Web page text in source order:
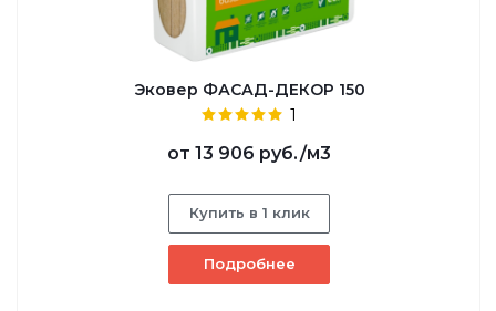
Эковер ФАСАД-ДЕКОР 150
1
от 13 906 руб./м3
Купить в 1 клик
Подробнее